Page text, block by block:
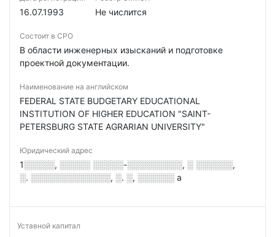
16.07.1993 Не числится
Состоит в СРО
В области инженерных изысканий и подготовке
проектной документации.
Наименование на английском
FEDERAL STATE BUDGETARY EDUCATIONAL
INSTITUTION OF HIGHER EDUCATION "SAINT-
PETERSBURG STATE AGRARIAN UNIVERSITY"
Юридический адрес
1░░░░░, ░░░░░ ░░░░░-░░░░░░░░░, ░ ░░░░░░,
░. ░░░░░░░░░░░░░, ░. ░, ░░░░░░ а
Уставной капитал